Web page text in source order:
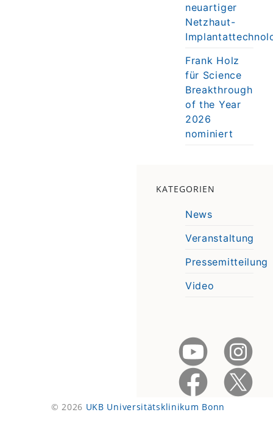
neuartiger
Netzhaut-
Frank Holz
für Science
Breakthrough
of the Year
2026
nominiert
KATEGORIEN
News
Veranstaltung
Pressemitteilung
Video
© 2026 UKB Universitätsklinikum Bonn